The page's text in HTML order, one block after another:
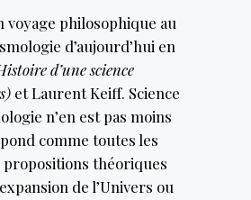
voyage philosophique au
d’aujourd’hui en
d’une science
et Laurent Keiff. Science
n’en est pas moins
comme toutes les
propositions théoriques
de l’Univers ou